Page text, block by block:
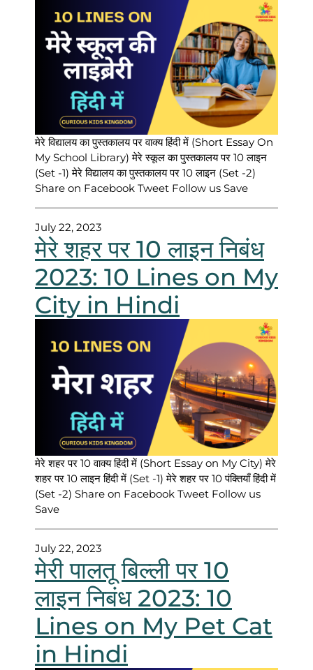
मेरे विद्यालय का पुस्तकालय पर वाक्य हिंदी में (Short Essay On
My School Library) मेरे स्कूल का पुस्तकालय पर 10 लाइन
(Set -1) मेरे विद्यालय का पुस्तकालय पर 10 लाइन (Set -2)
Share on Facebook Tweet Follow us Save
July 22, 2023
मेरे शहर पर 10 लाइन निबंध
2023: 10 Lines on My
City in Hindi
मेरे शहर पर 10 वाक्य हिंदी में (Short Essay on My City) मेरे
शहर पर 10 लाइन हिंदी में (Set -1) मेरे शहर पर 10 पंक्तियाँ हिंदी में
(Set -2) Share on Facebook Tweet Follow us
Save
July 22, 2023
मेरी पालतू बिल्ली पर 10
लाइन निबंध 2023: 10
Lines on My Pet Cat
in Hindi